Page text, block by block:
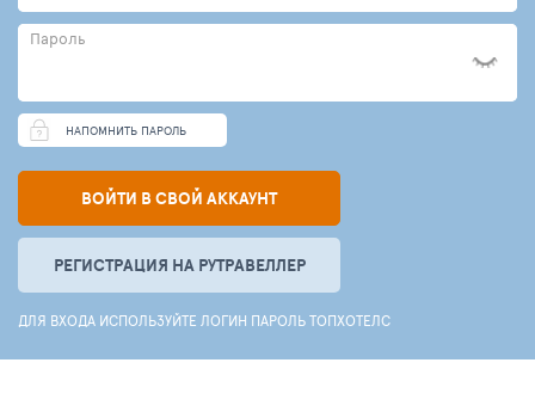
Пароль
НАПОМНИТЬ ПАРОЛЬ
ВОЙТИ В СВОЙ АККАУНТ
РЕГИСТРАЦИЯ НА РУТРАВЕЛЛЕР
ДЛЯ ВХОДА ИСПОЛЬЗУЙТЕ ЛОГИН ПАРОЛЬ ТОПХОТЕЛС